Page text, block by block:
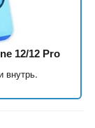
12/12 Pro
внутрь.